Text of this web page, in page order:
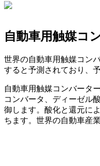
自動車用触媒コ
世界の自動車用触媒コン
すると予測されており、
自動車用触媒コンバーター
コンバータ、ディーゼル
御します。酸化と還元に
ちます。世界の自動車産